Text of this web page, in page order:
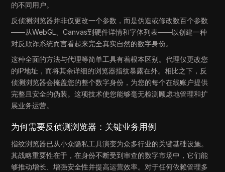
的不同用户。
反侦测浏览器并非仅更改一个参数，而是伪造或修改数百个参数
——从WebGL、Canvas到硬件详情和字体列表——以创建一种
对反欺诈系统而言看起来完全真实自然的数字身份。
这种全面的方法与代理等简单工具有着根本区别。代理仅更改您
的IP地址，而将其余详细的浏览器指纹暴露在外。相比之下，反
侦测浏览器会掩盖您的整个数字身份，为您的每个在线账户提供
完整且安全的伪装。这项技术使您能够毫无检测顾虑地管理和扩
展业务运营。
为何需要反侦测浏览器：关键业务用例
指纹浏览器已从小众隐私工具演变为众多行业的关键基础设施。
其战略重要性在于，在身份不断受到审查的数字市场中，它们能
够推动增长、增强安全性并提高运营效率。对于任何依赖管理多